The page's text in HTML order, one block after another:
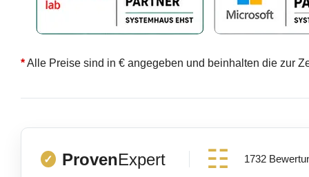
*Alle Preise sind in € angegeben und beinhalten die zur
✓ ProvenExpert 1732